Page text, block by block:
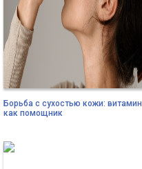
Борьба с сухостью кожи: витамин
как помощник